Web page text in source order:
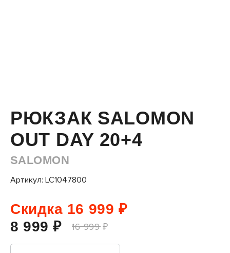
РЮКЗАК SALOMON
OUT DAY 20+4
SALOMON
Артикул: LC1047800
Скидка 16 999 ₽
8 999 ₽
16 999 ₽